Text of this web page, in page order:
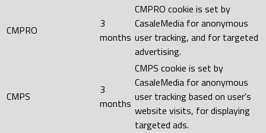
CMPRO
3
months
CMPRO cookie is set by
CasaleMedia for anonymous
user tracking, and for targeted
advertising.
CMPS
3
months
CMPS cookie is set by
CasaleMedia for anonymous
user tracking based on user's
website visits, for displaying
targeted ads.